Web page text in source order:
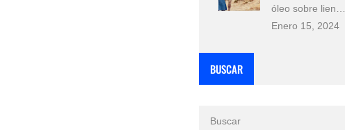
óleo sobre lien…
Enero 15, 2024
BUSCAR